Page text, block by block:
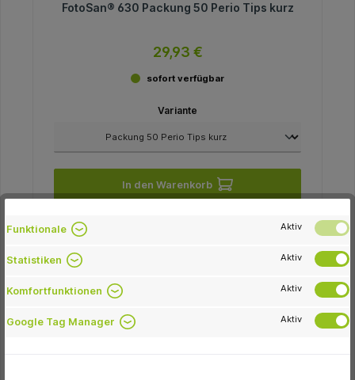
FotoSan® 630 Packung 50 Perio Tips kurz
29,93 €
sofort verfügbar
Variante
In den Warenkorb
-23.4 %
Funktionale Aktiv
Statistiken Aktiv
Komfortfunktionen Aktiv
Google Tag Manager Aktiv